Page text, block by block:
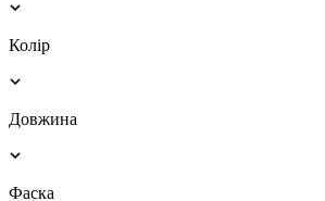
Колір
Довжина
Фаска